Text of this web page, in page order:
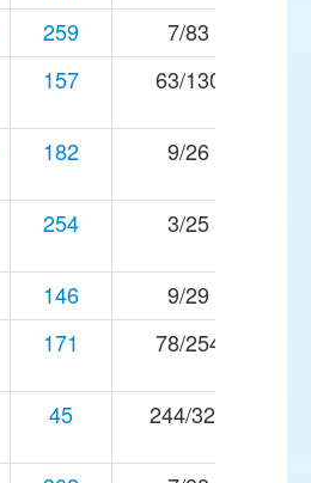
259
7/83
157 63/130
182 9/26
254 3/25
146 9/29
171 78/254
45 244/320